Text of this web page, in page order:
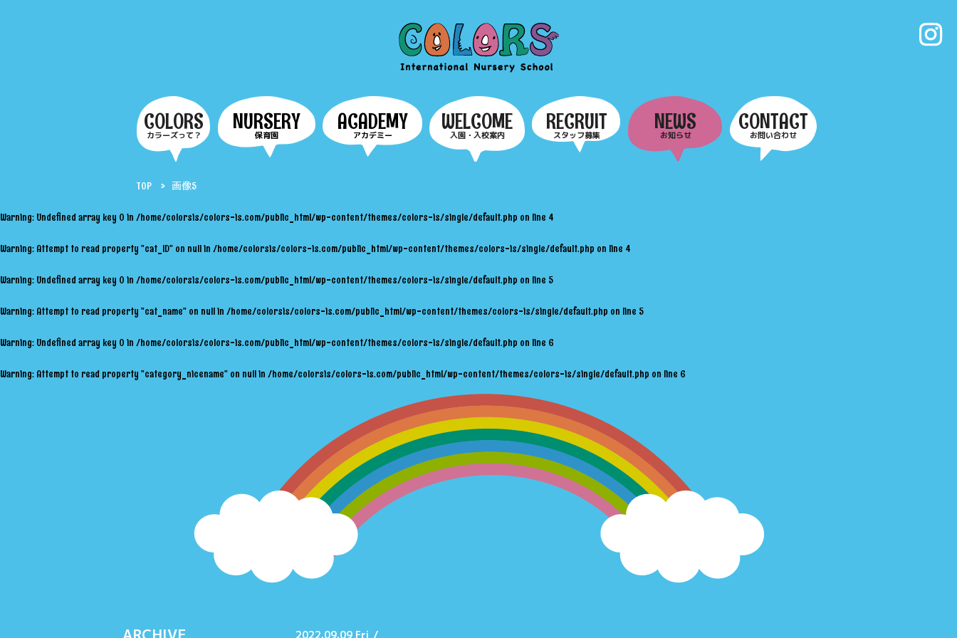
COLORS
カラーズって？
NURSERY
保育園
ACADEMY
アカデミー
WELCOME
入園・入校案内
RECRUIT
スタッフ募集
NEWS
お知らせ
CONTACT
お問い合わせ
TOP 画像5
Warning: Undefined array key 0 in /home/colorsis/colors-is.com/public_html/wp-content/themes/colors-is/single/default.php on line 4
Warning: Attempt to read property "cat_ID" on null in /home/colorsis/colors-is.com/public_html/wp-content/themes/colors-is/single/default.php on line 4
Warning: Undefined array key 0 in /home/colorsis/colors-is.com/public_html/wp-content/themes/colors-is/single/default.php on line 5
Warning: Attempt to read property "cat_name" on null in /home/colorsis/colors-is.com/public_html/wp-content/themes/colors-is/single/default.php on line 5
Warning: Undefined array key 0 in /home/colorsis/colors-is.com/public_html/wp-content/themes/colors-is/single/default.php on line 6
Warning: Attempt to read property "category_nicename" on null in /home/colorsis/colors-is.com/public_html/wp-content/themes/colors-is/single/default.php on line 6
2022.09.09 Fri /